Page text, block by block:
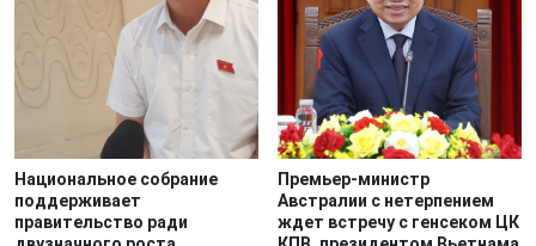
Национальное собрание
поддерживает
правительство ради
Премьер-министр
Австралии с нетерпением
ждет встречу с генсеком ЦК